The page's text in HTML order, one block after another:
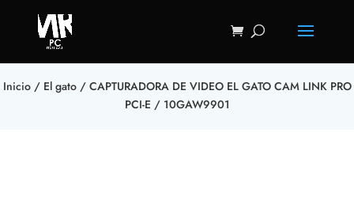
Inicio/ El gato/ CAPTURADORA DE VIDEO EL GATO CAM LINK PRO
PCI-E / 10GAW9901